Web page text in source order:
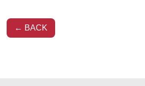
篇！了解眼袋成因，
← BACK